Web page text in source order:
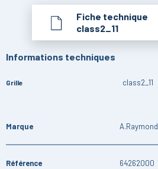
Fiche technique
class2_11
Informations techniques
Grille class2_11
Marque A.Raymond
Référence 64262000